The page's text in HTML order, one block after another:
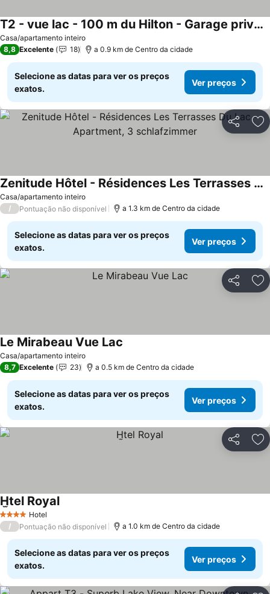
Casa/apartamento inteiro
T2 - vue lac - 100 m du Hilton - Garage privé - 4 étoiles
8,8 Excelente 18 a 0.9 km de Centro da cidade
Selecione as datas para ver os preços
exatos.
Ver preços
Partilhar
Casa/apartamento inteiro
Zenitude Hôtel - Résidences Les Terrasses Du Lac - Apartment, 3 schlafzimmer
/ Pontuação não disponível a 1.3 km de Centro da cidade
Selecione as datas para ver os preços
exatos.
Ver preços
Partilhar
Casa/apartamento inteiro
Le Mirabeau Vue Lac
8,7 Excelente 23 a 0.5 km de Centro da cidade
Selecione as datas para ver os preços
exatos.
Ver preços
Partilhar
4 EstrelasHotel
H̫tel Royal
/ Pontuação não disponível a 1.0 km de Centro da cidade
Selecione as datas para ver os preços
exatos.
Ver preços